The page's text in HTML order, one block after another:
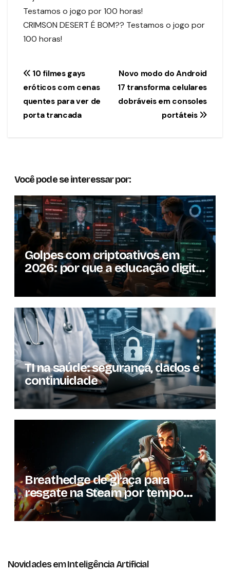
Testamos o jogo por 100 horas!
CRIMSON DESERT É BOM?? Testamos o jogo por
100 horas!
Navegação
de
Post
Novo modo do Android
17 transforma celulares
dobráveis em consoles
portáteis
10 filmes gays
eróticos com cenas
quentes para ver de
porta trancada
Você pode se interessar por:
Golpes com criptoativos em
2026: por que a educação digital
se tornou um dos pilares da
resiliência operacional
TI na saúde: segurança, dados e
continuidade
Breathedge de graça para
resgate na Steam por tempo
limitado
Novidades em Inteligência Artificial